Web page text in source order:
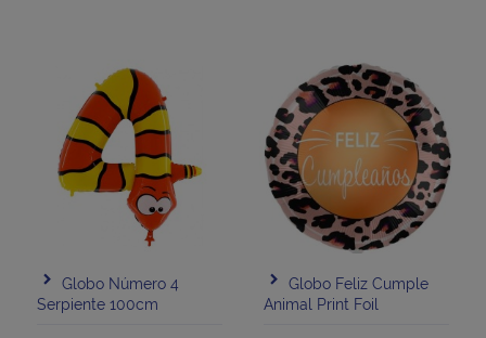
Globo Número 4
Serpiente 100cm
Globo Feliz Cumple
Animal Print Foil